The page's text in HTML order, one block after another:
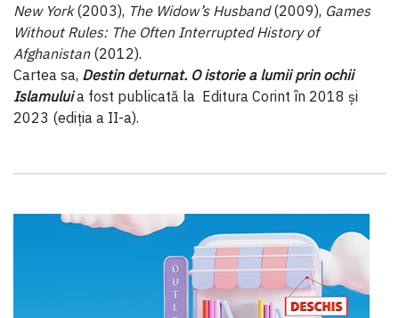
New York(2003), The Widow’s Husband(2009), Games
Without Rules: The Often Interrupted History of
Afghanistan(2012).
Cartea sa, Destin deturnat. O istorie a lumii prin ochii
Islamuluia fost publicată la Editura Corint în 2018 și
2023 (ediția a II-a).